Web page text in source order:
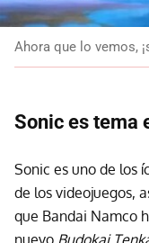
Ahora que lo vemos,
Sonic es tema
Sonic es uno de los
de los videojuegos,
que Bandai Namco